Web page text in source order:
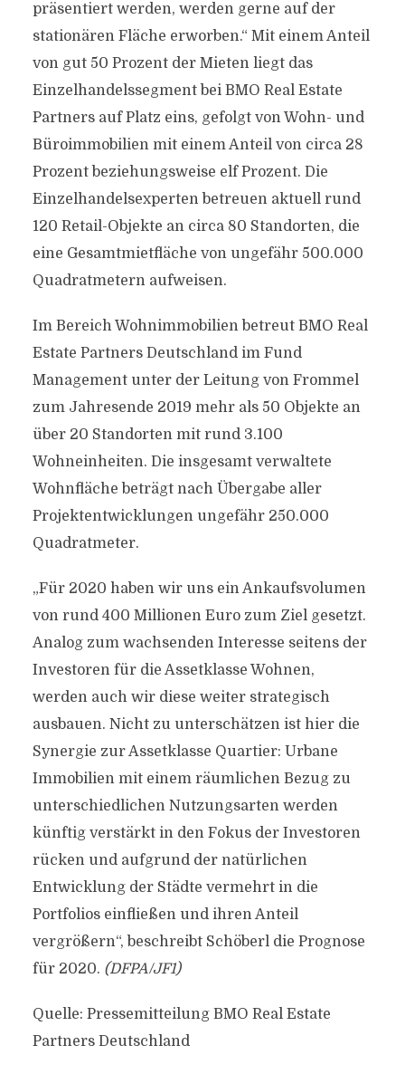
präsentiert werden, werden gerne auf der
stationären Fläche erworben.“ Mit einem Anteil
von gut 50 Prozent der Mieten liegt das
Einzelhandelssegment bei BMO Real Estate
Partners auf Platz eins, gefolgt von Wohn- und
Büroimmobilien mit einem Anteil von circa 28
Prozent beziehungsweise elf Prozent. Die
Einzelhandelsexperten betreuen aktuell rund
120 Retail-Objekte an circa 80 Standorten, die
eine Gesamtmietfläche von ungefähr 500.000
Quadratmetern aufweisen.
Im Bereich Wohnimmobilien betreut BMO Real
Estate Partners Deutschland im Fund
Management unter der Leitung von Frommel
zum Jahresende 2019 mehr als 50 Objekte an
über 20 Standorten mit rund 3.100
Wohneinheiten. Die insgesamt verwaltete
Wohnfläche beträgt nach Übergabe aller
Projektentwicklungen ungefähr 250.000
Quadratmeter.
„Für 2020 haben wir uns ein Ankaufsvolumen
von rund 400 Millionen Euro zum Ziel gesetzt.
Analog zum wachsenden Interesse seitens der
Investoren für die Assetklasse Wohnen,
werden auch wir diese weiter strategisch
ausbauen. Nicht zu unterschätzen ist hier die
Synergie zur Assetklasse Quartier: Urbane
Immobilien mit einem räumlichen Bezug zu
unterschiedlichen Nutzungsarten werden
künftig verstärkt in den Fokus der Investoren
rücken und aufgrund der natürlichen
Entwicklung der Städte vermehrt in die
Portfolios einfließen und ihren Anteil
vergrößern“, beschreibt Schöberl die Prognose
für 2020. (DFPA/JF1)
Quelle: Pressemitteilung BMO Real Estate
Partners Deutschland